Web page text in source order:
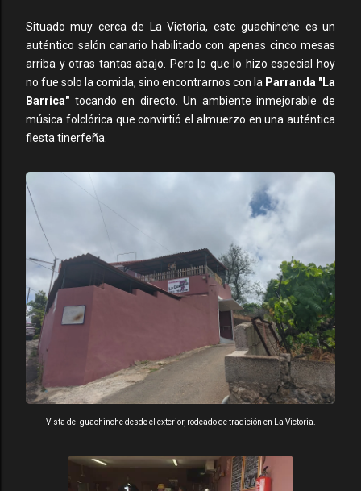
Situado muy cerca de La Victoria, este guachinche es un
auténtico salón canario habilitado con apenas cinco mesas
arriba y otras tantas abajo. Pero lo que lo hizo especial hoy
no fue solo la comida, sino encontrarnos con la Parranda "La
Barrica" tocando en directo. Un ambiente inmejorable de
música folclórica que convirtió el almuerzo en una auténtica
fiesta tinerfeña.
Vista del guachinche desde el exterior, rodeado de tradición en La Victoria.